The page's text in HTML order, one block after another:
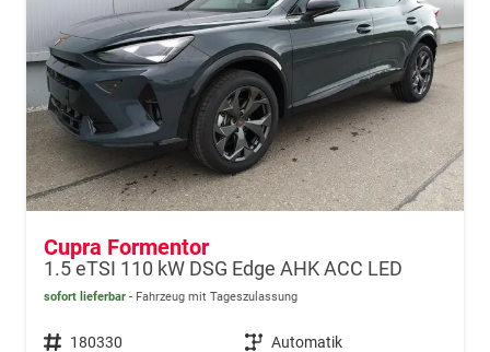
Cupra Formentor
1.5 eTSI 110 kW DSG Edge AHK ACC LED
sofort lieferbar Fahrzeug mit Tageszulassung
Fahrzeugnr. 180330 Getriebe Automatik